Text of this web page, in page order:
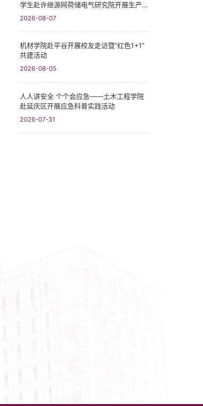
学生赴许继源网荷储电气研究院开展生产实
习
2026-08-07
机材学院赴平谷开展校友走访暨“红色1+1”
共建活动
2026-08-05
人人讲安全 个个会应急——土木工程学院
赴延庆区开展应急科普实践活动
2026-07-31